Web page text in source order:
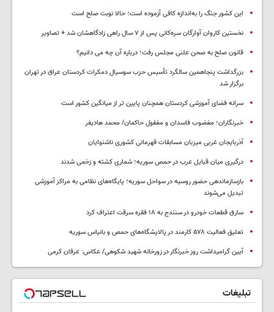
این کشور جنگ را به‌اندازه کافی آزموده است؛ حالا نوبت صلح است
نخستین کاروان آوارگان سره‌کانی پس از ۷ سال راهی زادگاهشان شد + تصاویر
قانون صلح به صحن علنی مجلس رفت؛ درباره آن چه می دانیم؟
بزرگداشت پنجاهمین سالگرد تأسیس حزب سوسیال دمکرات کردستان عراق در تهران
برگزار شد
سرانه فضای آموزشی کردستان همچنان پایین تر از میانگین کشور است
خبرنگاران؛ مغضوب فاسدان و مغفول حاکمان/ محمد هادیفر
آذربایجان غربی میزبان مسابقات قهرمانی کشوری ناشنوایان
درگیری میان قبایل عرب در حمص سوریه؛ شماری کشته و زخمی شدند
بازسازماندهی حضور روسیه در سواحل سوریه؛ پایگاه‌های نظامی به مراکز آموزشی
تبدیل می‌شوند
سارق قطعات خودرو در سنندج به ۱۸ فقره سرقت اعتراف کرد
تعلیق فعالیت ۵۷۸ کارمند در پالایشگاه‌های حمص و بانیاس سوریه
آیین گرامیداشت روز خبرنگار در زورخانه شهید شکوهی/ عکاس: عرفان کرمی
تبلیغات